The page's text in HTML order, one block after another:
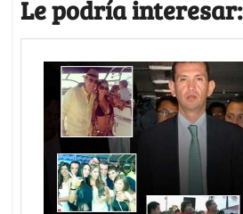
Le podría interesar: